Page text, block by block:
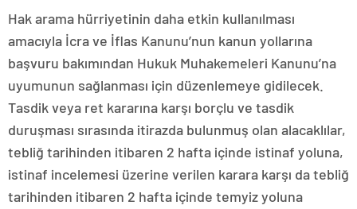
Hak arama hürriyetinin daha etkin kullanılması
amacıyla İcra ve İflas Kanunu’nun kanun yollarına
başvuru bakımından Hukuk Muhakemeleri Kanunu’na
uyumunun sağlanması için düzenlemeye gidilecek.
Tasdik veya ret kararına karşı borçlu ve tasdik
duruşması sırasında itirazda bulunmuş olan alacaklılar,
tebliğ tarihinden itibaren 2 hafta içinde istinaf yoluna,
istinaf incelemesi üzerine verilen karara karşı da tebliğ
tarihinden itibaren 2 hafta içinde temyiz yoluna